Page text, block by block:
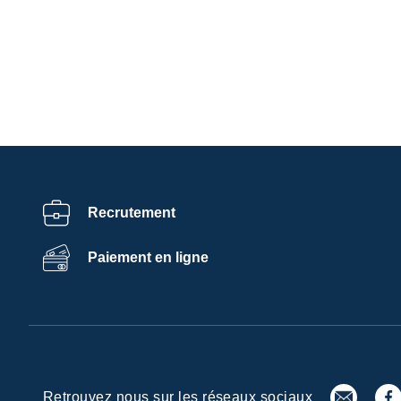
Recrutement
Paiement en ligne
Retrouvez nous sur les réseaux sociaux